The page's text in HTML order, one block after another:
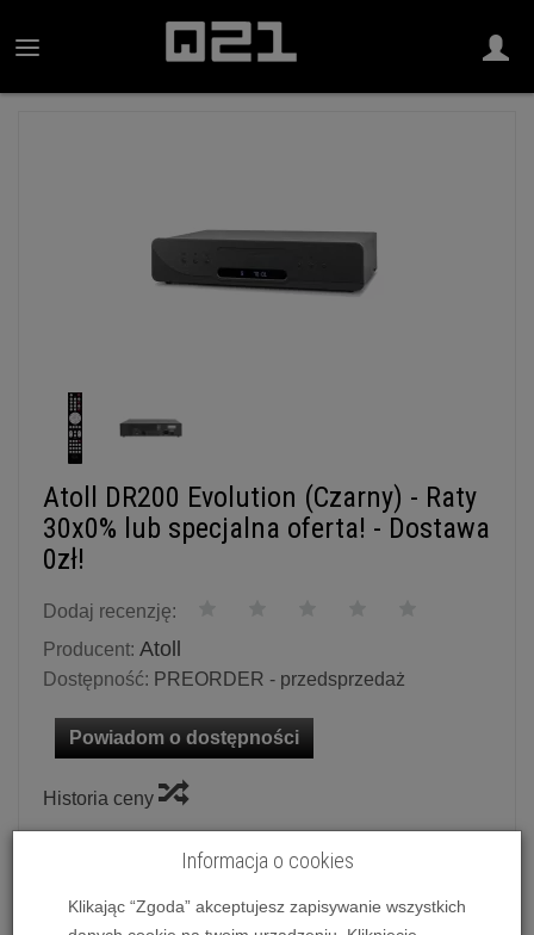
Atoll DR200 Evolution (Czarny) - Raty
30x0% lub specjalna oferta! - Dostawa
0zł!
Dodaj recenzję:
Producent: Atoll
Dostępność: PREORDER - przedsprzedaż
Powiadom o dostępności
Historia ceny
Ilość:
7 290,00 zł/ szt.
Informacja o cookies
Klikając “Zgoda” akceptujesz zapisywanie wszystkich